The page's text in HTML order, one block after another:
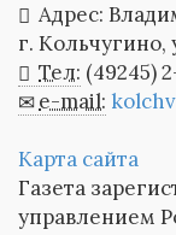
Адрес:
г. Кольчугино,
Тел: (49245)
e-mail:
Карта сайта
Газета
управлением